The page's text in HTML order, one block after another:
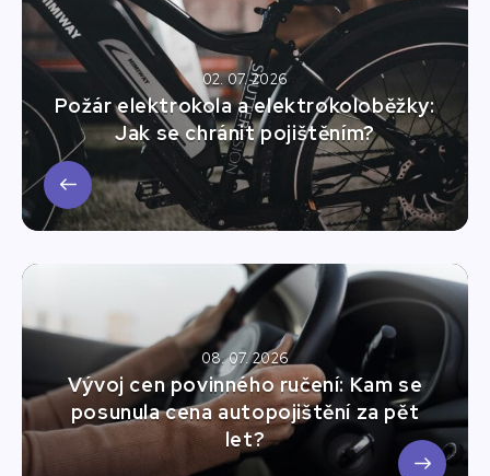
02. 07. 2026
Požár elektrokola a elektrokoloběžky:
Jak se chránit pojištěním?
08. 07. 2026
Vývoj cen povinného ručení: Kam se
posunula cena autopojištění za pět
let?